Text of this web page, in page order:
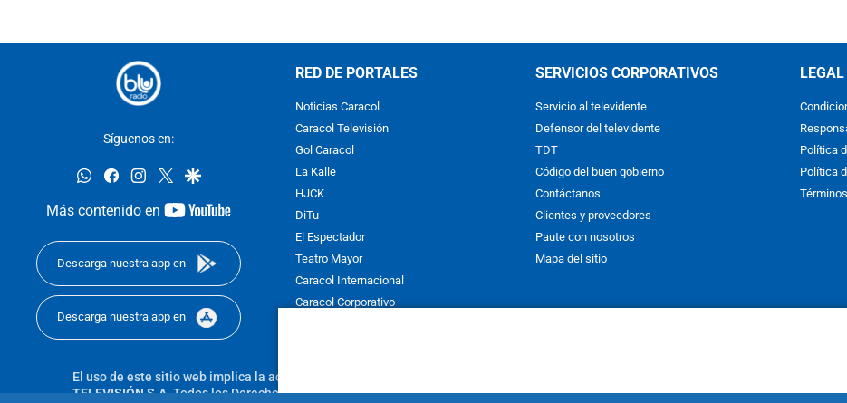
Síguenos en:
whatsappfacebookinstagram
twittergoogle
Más contenido en
youtube-
Descarga nuestra app en
Descarga nuestra app en
RED DE PORTALES
Noticias Caracol
Caracol Televisión
Gol Caracol
La Kalle
HJCK
DiTu
El Espectador
Teatro Mayor
Caracol Internacional
Caracol Corporativo
SERVICIOS CORPORATIVOS
Servicio al televidente
Defensor del televidente
TDT
Código del buen gobierno
Contáctanos
Clientes y proveedores
Paute con nosotros
Mapa del sitio
LEGAL
Política
Política
El uso de este sitio web implica la aceptación de los
TELEVISIÓN S.A.Todos los Derechos Reservados D.R.A. Prohibida su reproducción total o parcial, así como su traducción a cualquier